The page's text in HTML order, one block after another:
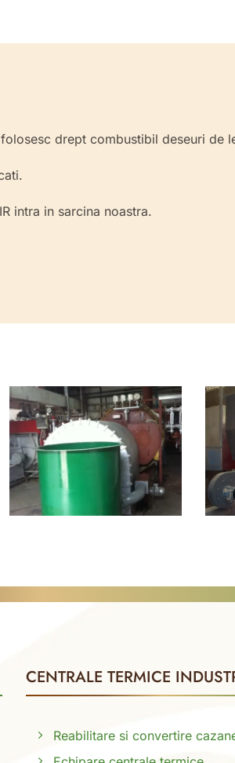
drept combustibil deseuri de
intra in sarcina noastra.
CENTRALE TERMICE
Reabilitare si convertire